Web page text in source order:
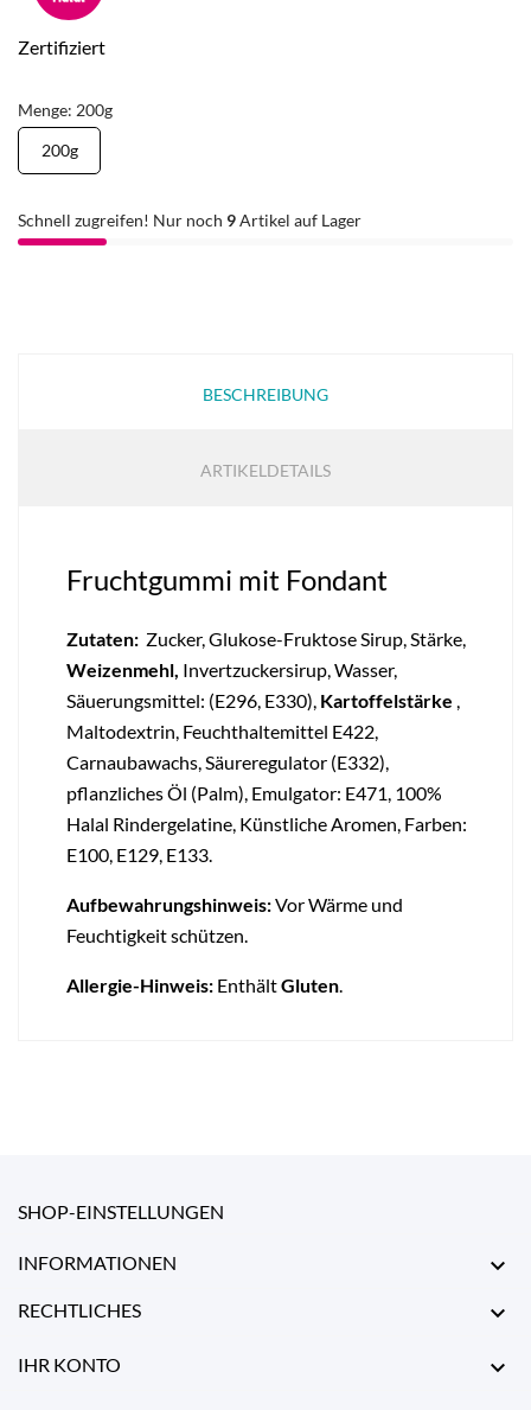
Zertifiziert
Menge: 200g
200g
Schnell zugreifen! Nur noch 9Artikel auf Lager
BESCHREIBUNG
ARTIKELDETAILS
Fruchtgummi mit Fondant
Zutaten: Zucker, Glukose-Fruktose Sirup, Stärke,
Weizenmehl, Invertzuckersirup, Wasser,
Säuerungsmittel: (E296, E330), Kartoffelstärke
Maltodextrin, Feuchthaltemittel E422,
Carnaubawachs, Säureregulator (E332),
pflanzliches Öl (Palm), Emulgator: E471, 100%
Halal Rindergelatine, Künstliche Aromen, Farben:
E100, E129, E133.
Aufbewahrungshinweis:Vor Wärme und
Feuchtigkeit schützen.
Allergie-Hinweis: EnthältGluten
SHOP-EINSTELLUNGEN
INFORMATIONEN 
RECHTLICHES 
IHR KONTO 